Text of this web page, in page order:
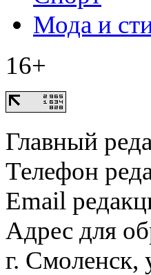
Мода и
16+
Главный
Телефон
Email
Адрес для
г. Смоленск,